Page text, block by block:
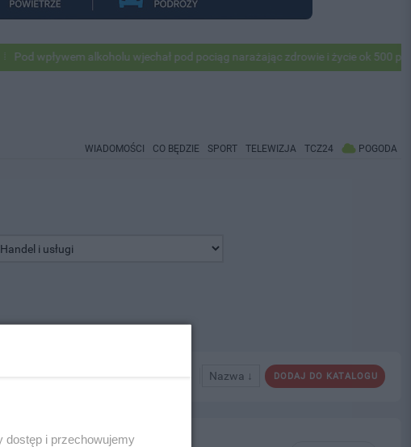
wpływem alkoholu wjechał pod pociąg narażając zdrowie i życie ok 500
WIADOMOŚCI CO BĘDZIE SPORT TELEWIZJA TCZ24 POGODA
DODAJ DO KATALOGU
Nazwa ↓
dostęp i przechowujemy